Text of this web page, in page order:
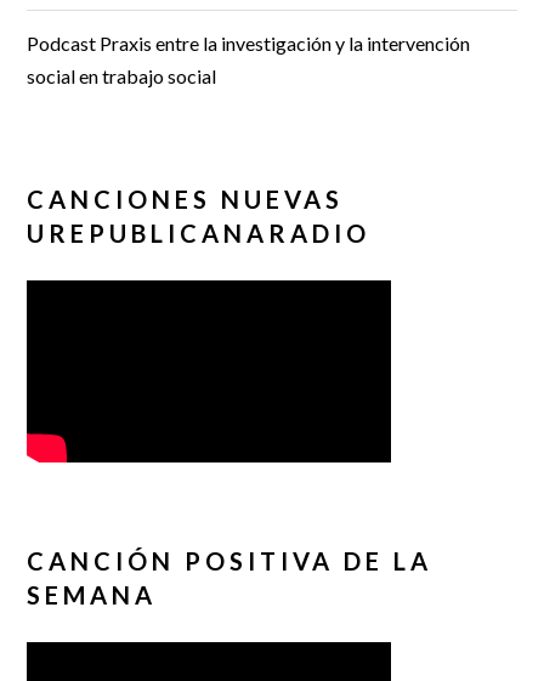
Podcast Praxis entre la investigación y la intervención
social en trabajo social
CANCIONES NUEVAS
UREPUBLICANARADIO
CANCIÓN POSITIVA DE LA
SEMANA